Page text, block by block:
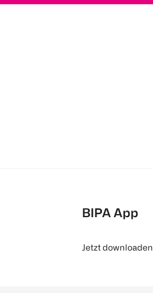
BIPA App
Jetzt downloaden